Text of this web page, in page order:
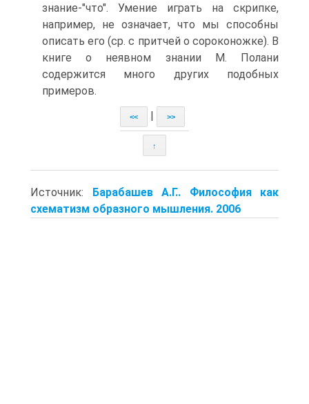
знание-"что". Умение играть на скрипке,
например, не означает, что мы способны
описать его (ср. с притчей о сороконожке). В
книге о неявном знании М. Полани
содержится много других подобных
примеров.
<< >>
↑
Источник: Барабашев А.Г.. Философия как
схематизм образного мышления. 2006